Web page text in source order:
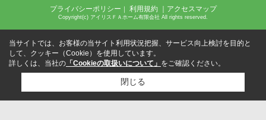
プライバシーポリシー ｜ 利用規約 ｜アクセスマップ
Copyright(c) アイリスＦＡホーム有限会社 All rights reserved.
当サイトでは、お客様の当サイト利用状況把握、サービス向上検討を目的と
して、クッキー（Cookie）を使用しています。
詳しくは、当社の 「Cookieの取扱いについて」 をご確認ください。
閉じる